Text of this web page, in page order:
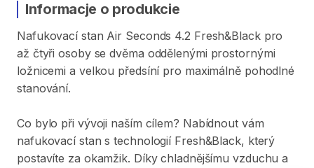
Informacje o produkcie
Nafukovací stan Air Seconds 4.2 Fresh&Black pro
až čtyři osoby se dvěma oddělenými prostornými
ložnicemi a velkou předsíní pro maximálně pohodlné
stanování.
Co bylo při vývoji naším cílem? Nabídnout vám
nafukovací stan s technologií Fresh&Black​​​​,​ který
postavíte za okamžik. Díky chladnějšímu vzduchu a